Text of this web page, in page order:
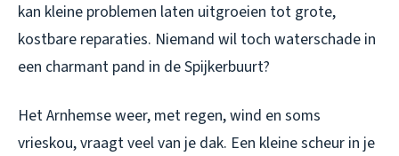
kan kleine problemen laten uitgroeien tot grote,
kostbare reparaties. Niemand wil toch waterschade in
een charmant pand in de Spijkerbuurt?
Het Arnhemse weer, met regen, wind en soms
vrieskou, vraagt veel van je dak. Een kleine scheur in je